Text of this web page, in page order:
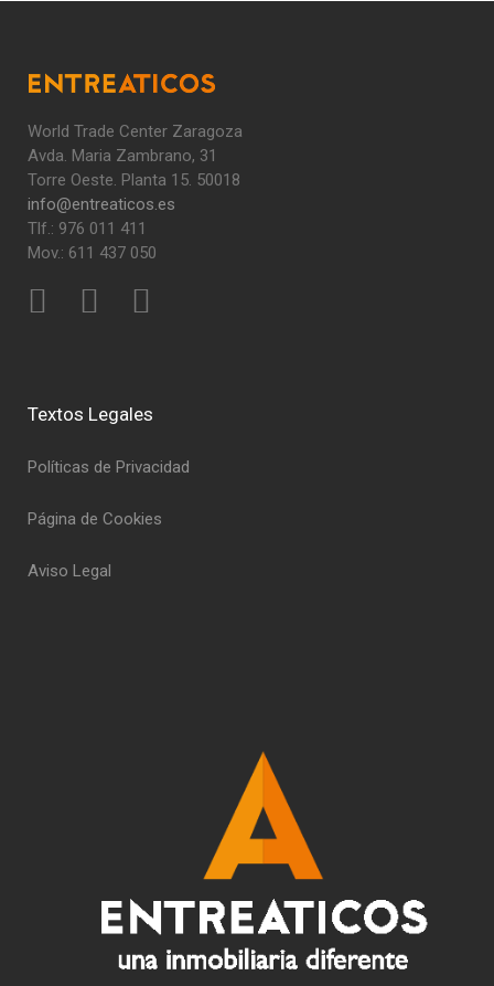
World Trade Center Zaragoza
Avda. Maria Zambrano, 31
Torre Oeste. Planta 15. 50018
info@entreaticos.es
Tlf.: 976 011 411
Mov.: 611 437 050
Textos Legales
Políticas de Privacidad
Página de Cookies
Aviso Legal